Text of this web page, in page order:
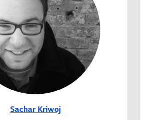
Sachar Kriwoj